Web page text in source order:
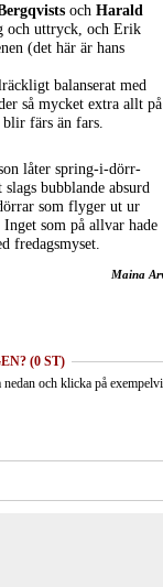
och Harald
och uttryck, och Erik
(det här är hans
balanserat med
så mycket extra allt på
färs än fars.
låter spring-i-dörr-
bubblande absurd
som flyger ut ur
som på allvar hade
fredagsmyset.
Maina
(0 ST)
och klicka på